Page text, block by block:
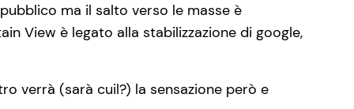
ma il salto verso le masse è
View è legato alla stabilizzazione di google,
verrà (sarà cuil?) la sensazione però e